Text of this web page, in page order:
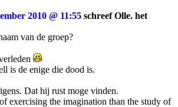
2010 @ 11:55 schreef Olle. het
van de groep?
is de enige die dood is.
Dat hij rust moge vinden.
exercising the imagination than the study of